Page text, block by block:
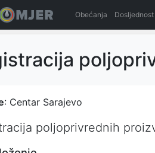
Obećanja Dosljednost
: Centar Sarajevo
poljoprivrednih